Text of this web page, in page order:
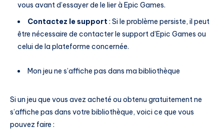
vous avant d’essayer de le lier à Epic Games.
Contactez le support : Si le problème persiste, il peut
être nécessaire de contacter le support d’Epic Games ou
celui de la plateforme concernée.
Mon jeu ne s’affiche pas dans ma bibliothèque
Si un jeu que vous avez acheté ou obtenu gratuitement ne
s’affiche pas dans votre bibliothèque, voici ce que vous
pouvez faire :